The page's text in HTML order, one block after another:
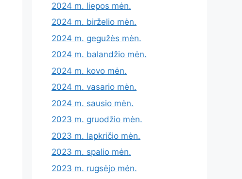
2024 m. liepos mėn.
2024 m. birželio mėn.
2024 m. gegužės mėn.
2024 m. balandžio mėn.
2024 m. kovo mėn.
2024 m. vasario mėn.
2024 m. sausio mėn.
2023 m. gruodžio mėn.
2023 m. lapkričio mėn.
2023 m. spalio mėn.
2023 m. rugsėjo mėn.